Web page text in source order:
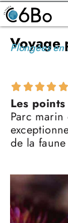
Voyage
Plongées
Les
Parc
de la